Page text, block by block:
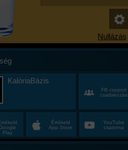
KalóriaBázis
FB csoport
csatlakozás
Play
Értékeld
App Store
YouTube
csatorna